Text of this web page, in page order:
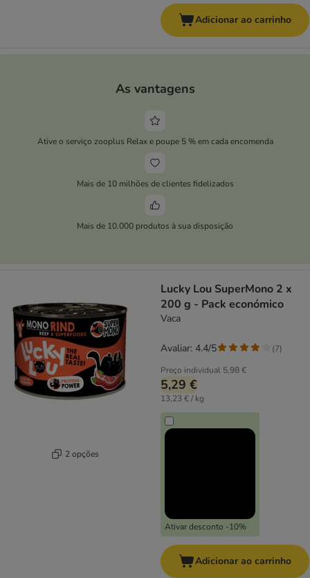
Adicionar ao carrinho
As vantagens
Ative o serviço zooplus Relax e poupe 5 % em cada encomenda
Mais de 10 milhões de clientes fidelizados
Mais de 10.000 produtos à sua disposição
2 opções
Lucky Lou SuperMono 2 x
200 g - Pack económico
Vaca
Preço individual 5,98 €
5,29 €
13,23 € / kg
Ativar desconto -10%
Avaliar: 4.4/5 (7)
Adicionar ao carrinho